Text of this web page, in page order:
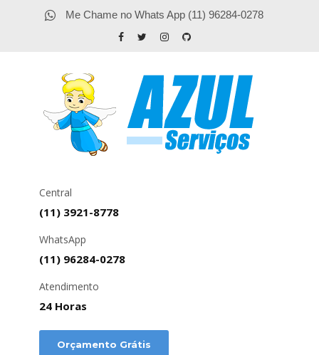
Me Chame no Whats App (11) 96284-0278
Central
(11) 3921-8778
WhatsApp
(11) 96284-0278
Atendimento
24 Horas
Orçamento Grátis